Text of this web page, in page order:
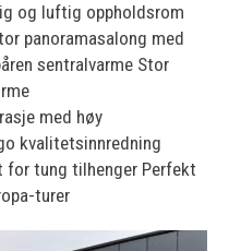
og luftig oppholdsrom
panoramasalong med
sentralvarme Stor
med høy
kvalitetsinnredning
for tung tilhenger Perfekt
turer